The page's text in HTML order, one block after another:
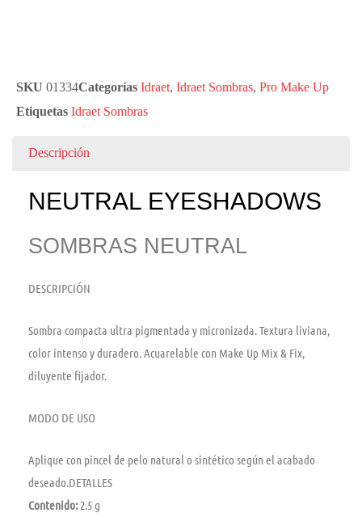
SKU 01334Categorías Idraet, Idraet Sombras, Pro Make Up
Etiquetas Idraet Sombras
Descripción
NEUTRAL EYESHADOWS
SOMBRAS NEUTRAL
DESCRIPCIÓN
Sombra compacta ultra pigmentada y micronizada. Textura liviana,
color intenso y duradero. Acuarelable con Make Up Mix & Fix,
diluyente fijador.
MODO DE USO
Aplique con pincel de pelo natural o sintético según el acabado
deseado.DETALLES
Contenido:2.5 g